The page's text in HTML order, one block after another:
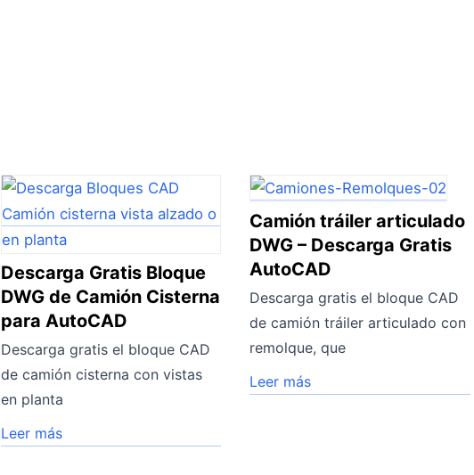
Descarga Gratis Bloque
DWG de Camión Cisterna
para AutoCAD
Descarga gratis el bloque CAD
de camión cisterna con vistas
en planta
Leer más
Camión tráiler articulado
DWG – Descarga Gratis
AutoCAD
Descarga gratis el bloque CAD
de camión tráiler articulado con
remolque, que
Leer más